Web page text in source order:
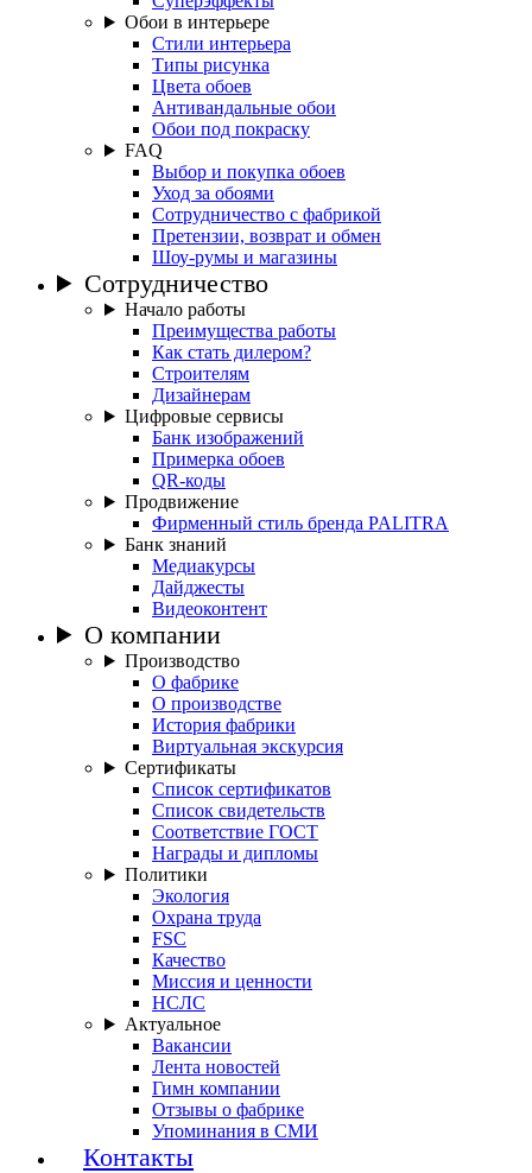
Обои в интерьере
Стили интерьера
Типы рисунка
Цвета обоев
Антивандальные обои
Обои под покраску
FAQ
Выбор и покупка обоев
Уход за обоями
Сотрудничество с фабрикой
Претензии, возврат и обмен
Шоу-румы и магазины
Сотрудничество
Начало работы
Преимущества работы
Как стать дилером?
Строителям
Дизайнерам
Цифровые сервисы
Банк изображений
Примерка обоев
QR-коды
Продвижение
Фирменный стиль бренда PALITRA
Банк знаний
Медиакурсы
Дайджесты
Видеоконтент
О компании
Производство
О фабрике
О производстве
История фабрики
Виртуальная экскурсия
Сертификаты
Список сертификатов
Список свидетельств
Соответствие ГОСТ
Награды и дипломы
Политики
Экология
Охрана труда
FSC
Качество
Миссия и ценности
НСЛС
Актуальное
Вакансии
Лента новостей
Гимн компании
Отзывы о фабрике
Упоминания в СМИ
Контакты